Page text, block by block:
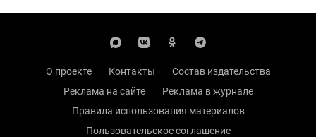
О проекте Контакты
Состав издательства
Реклама на сайте
Реклама в журнале
Правила использования материалов
Пользовательское соглашение